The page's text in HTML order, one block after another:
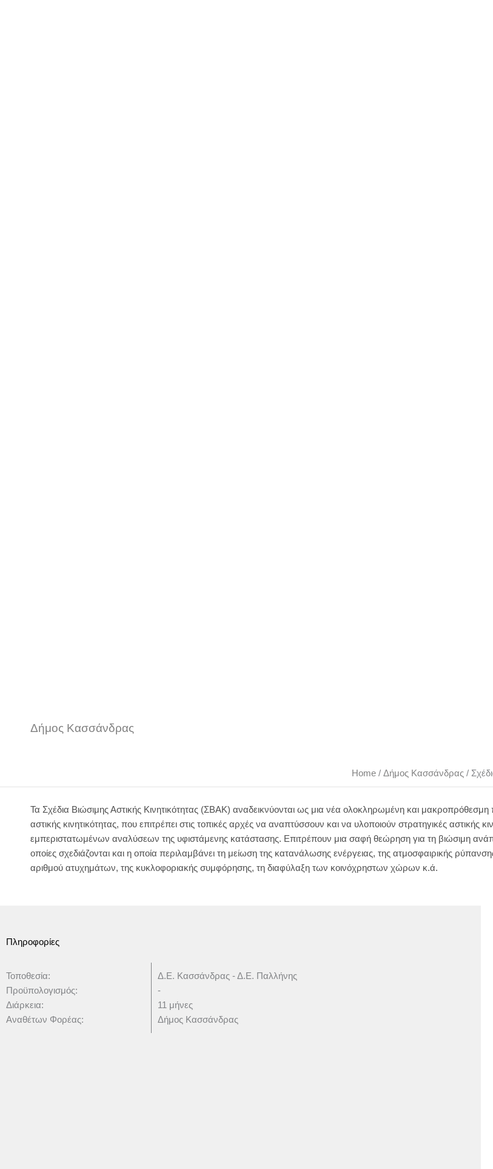
Δήμος Κασσάνδρας
Home / Δήμος Κασσάνδρας /
Τα Σχέδια Βιώσιμης Αστικής Κινητικότητας (ΣΒΑΚ) αναδεικνύονται ως μια νέα ολοκληρωμένη και μακροπρόθεσμη
αστικής κινητικότητας, που επιτρέπει στις τοπικές αρχές να αναπτύσσουν και να υλοποιούν στρατηγικές αστικής
εμπεριστατωμένων αναλύσεων της υφιστάμενης κατάστασης. Επιτρέπουν μια σαφή θεώρηση για τη βιώσιμη
οποίες σχεδιάζονται και η οποία περιλαμβάνει τη μείωση της κατανάλωσης ενέργειας, της ατμοσφαιρικής
αριθμού ατυχημάτων, της κυκλοφοριακής συμφόρησης, τη διαφύλαξη των κοινόχρηστων χώρων κ.ά.
Πληροφορίες
Τοποθεσία:
Προϋπολογισμός:
Διάρκεια:
Αναθέτων Φορέας:
Δ.Ε. Κασσάνδρας - Δ.Ε. Παλλήνης
-
11 μήνες
Δήμος Κασσάνδρας